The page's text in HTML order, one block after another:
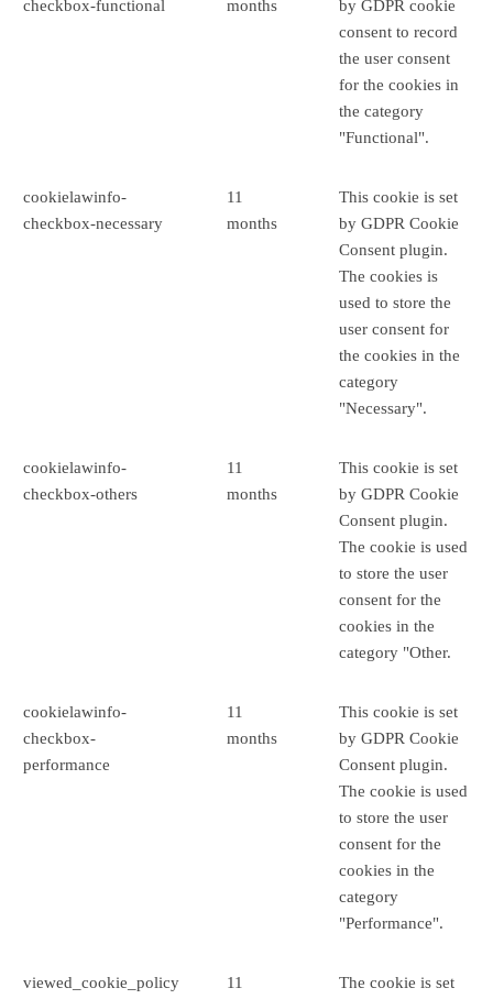
checkbox-functional
months
by GDPR cookie
consent to record
the user consent
for the cookies in
the category
"Functional".
cookielawinfo-
checkbox-necessary
11
months
This cookie is set
by GDPR Cookie
Consent plugin.
The cookies is
used to store the
user consent for
the cookies in the
category
"Necessary".
cookielawinfo-
checkbox-others
11
months
This cookie is set
by GDPR Cookie
Consent plugin.
The cookie is used
to store the user
consent for the
cookies in the
category "Other.
cookielawinfo-
checkbox-
performance
11
months
This cookie is set
by GDPR Cookie
Consent plugin.
The cookie is used
to store the user
consent for the
cookies in the
category
"Performance".
viewed_cookie_policy
11
The cookie is set